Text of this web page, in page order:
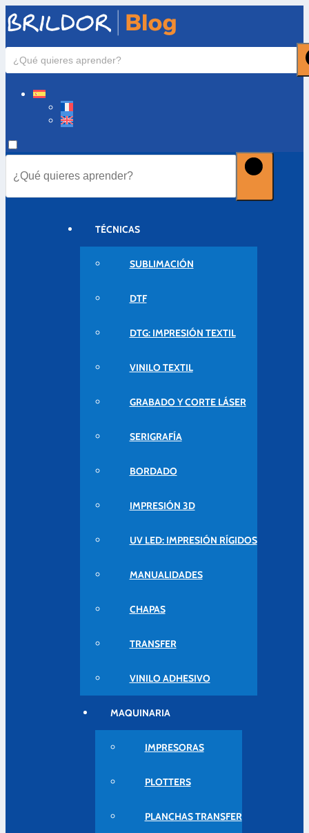
TÉCNICAS
SUBLIMACIÓN
DTF
DTG: IMPRESIÓN TEXTIL
VINILO TEXTIL
GRABADO Y CORTE LÁSER
SERIGRAFÍA
BORDADO
IMPRESIÓN 3D
UV LED: IMPRESIÓN RÍGIDOS
MANUALIDADES
CHAPAS
TRANSFER
VINILO ADHESIVO
MAQUINARIA
IMPRESORAS
PLOTTERS
PLANCHAS TRANSFER